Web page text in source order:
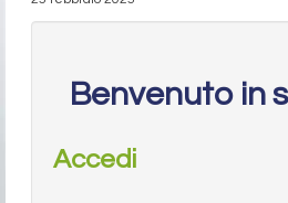
Benvenuto in
Accedi